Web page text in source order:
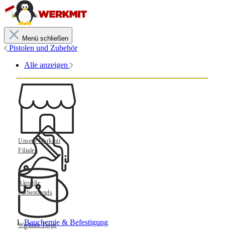
Menü schließen
Pistolen und Zubehör
Alle anzeigen
Unsere Werkmit
Filialen
Aktuelle
Farbentrends
Werkmit Tipps
Bauchemie & Befestigung